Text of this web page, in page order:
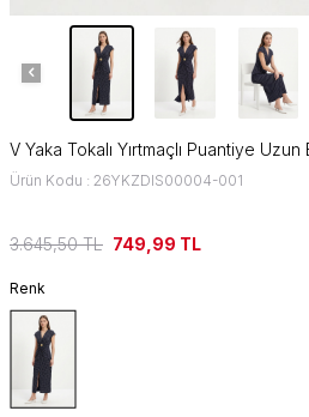
V Yaka Tokalı Yırtmaçlı Puantiye
Ürün Kodu : 26YKZDIS00004-001
3.645,50TL 749,99 TL
Renk